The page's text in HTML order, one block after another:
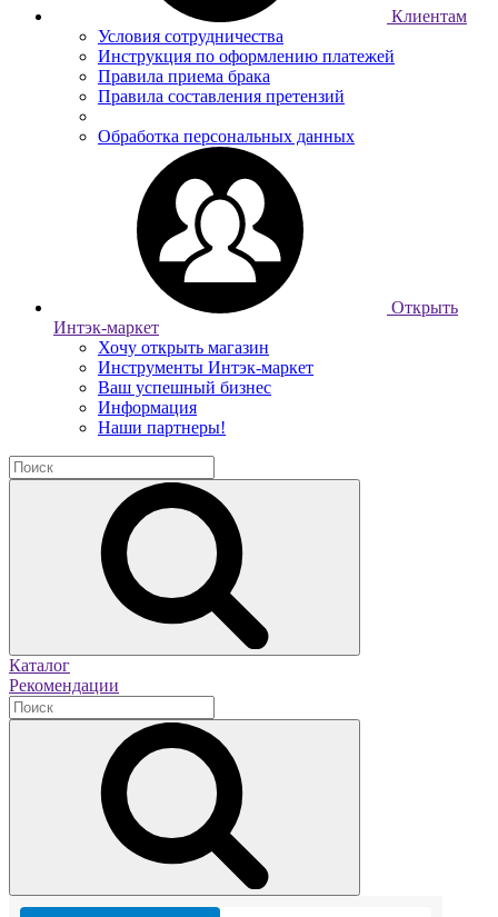
Клиентам
Условия сотрудничества
Инструкция по оформлению платежей
Правила приема брака
Правила составления претензий
Обработка персональных данных
Открыть
Интэк-маркет
Хочу открыть магазин
Инструменты Интэк-маркет
Ваш успешный бизнес
Информация
Наши партнеры!
Каталог
Рекомендации